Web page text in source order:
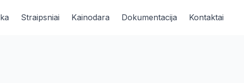
Straipsniai Kainodara Dokumentacija Kontaktai